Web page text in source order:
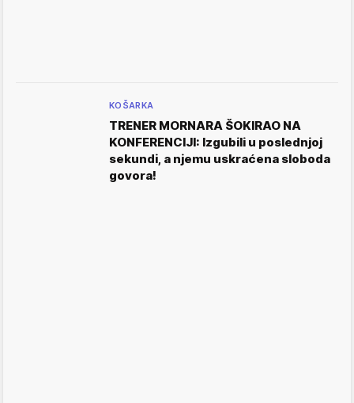
KOŠARKA
TRENER MORNARA ŠOKIRAO NA
KONFERENCIJI: Izgubili u poslednjoj
sekundi, a njemu uskraćena sloboda
govora!